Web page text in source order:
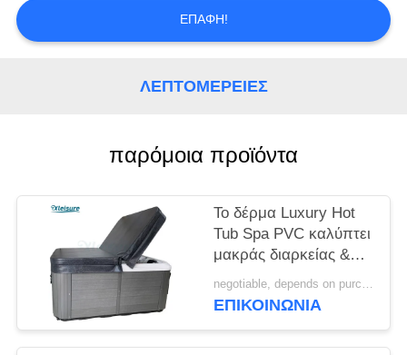
SITEMAP
ΕΠΑΦΉ!
ΛΕΠΤΟΜΈΡΕΙΕΣ
παρόμοια προϊόντα
Το δέρμα Luxury Hot
Tub Spa PVC καλύπτει
μακράς διαρκείας &
τον ειδικό για Acrylic
Spa
negotiable, depends on purchase volume MOQ:10 ~ 100 σύνολο
ΕΠΙΚΟΙΝΩΝΊΑ